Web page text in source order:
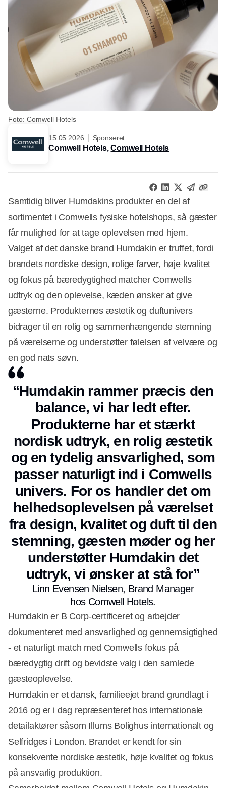
Foto: Comwell Hotels
15.05.2026 Sponseret
Comwell Hotels,Comwell Hotels
Samtidig bliver Humdakins produkter en del af
sortimentet i Comwells fysiske hotelshops, så gæster
får mulighed for at tage oplevelsen med hjem.
Valget af det danske brand Humdakin er truffet, fordi
brandets nordiske design, rolige farver, høje kvalitet
og fokus på bæredygtighed matcher Comwells
udtryk og den oplevelse, kæden ønsker at give
gæsterne. Produkternes æstetik og duftunivers
bidrager til en rolig og sammenhængende stemning
på værelserne og understøtter følelsen af velvære og
en god nats søvn.
“Humdakin rammer præcis den
balance, vi har ledt efter.
Produkterne har et stærkt
nordisk udtryk, en rolig æstetik
og en tydelig ansvarlighed, som
passer naturligt ind i Comwells
univers. For os handler det om
helhedsoplevelsen på værelset
fra design, kvalitet og duft til den
stemning, gæsten møder og her
understøtter Humdakin det
udtryk, vi ønsker at stå for”
Linn Evensen Nielsen, Brand Manager
hos Comwell Hotels.
Humdakin er B Corp-certificeret og arbejder
dokumenteret med ansvarlighed og gennemsigtighed
- et naturligt match med Comwells fokus på
bæredygtig drift og bevidste valg i den samlede
gæsteoplevelse.
Humdakin er et dansk, familieejet brand grundlagt i
2016 og er i dag repræsenteret hos internationale
detailaktører såsom Illums Bolighus internationalt og
Selfridges i London. Brandet er kendt for sin
konsekvente nordiske æstetik, høje kvalitet og fokus
på ansvarlig produktion.